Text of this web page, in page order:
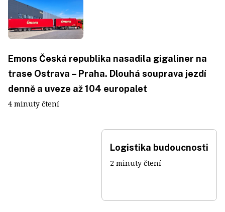
Emons Česká republika nasadila gigaliner na
trase Ostrava – Praha. Dlouhá souprava jezdí
denně a uveze až 104 europalet
4 minuty čtení
Logistika budoucnosti
2 minuty čtení